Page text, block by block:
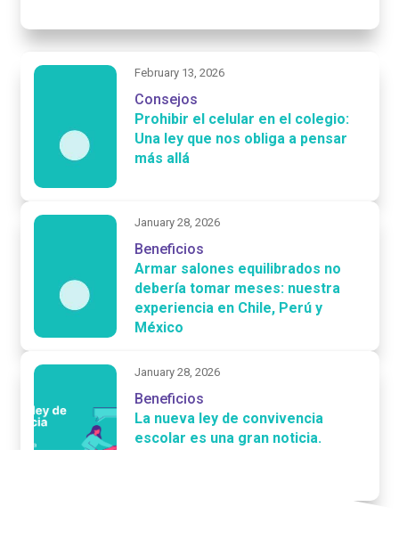
February 13, 2026
Consejos
Prohibir el celular en el colegio:
Una ley que nos obliga a pensar
más allá
January 28, 2026
Beneficios
Armar salones equilibrados no
debería tomar meses: nuestra
experiencia en Chile, Perú y
México
January 28, 2026
Beneficios
La nueva ley de convivencia
escolar es una gran noticia.